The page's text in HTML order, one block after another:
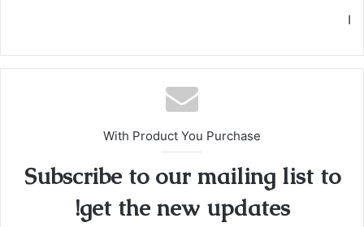
ا
With Product You Purchase
Subscribe to our mailing list to
get the new updates!